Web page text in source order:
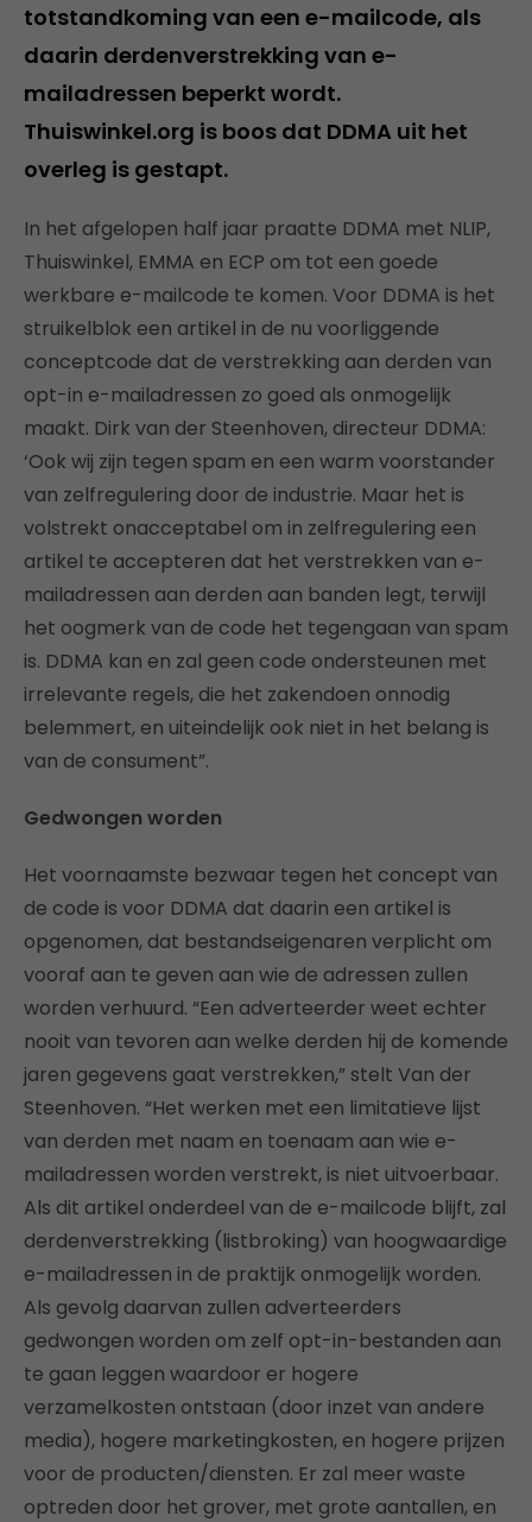
totstandkoming van een e-mailcode, als
daarin derdenverstrekking van e-
mailadressen beperkt wordt.
Thuiswinkel.org is boos dat DDMA uit het
overleg is gestapt.
In het afgelopen half jaar praatte DDMA met NLIP,
Thuiswinkel, EMMA en ECP om tot een goede
werkbare e-mailcode te komen. Voor DDMA is het
struikelblok een artikel in de nu voorliggende
conceptcode dat de verstrekking aan derden van
opt-in e-mailadressen zo goed als onmogelijk
maakt. Dirk van der Steenhoven, directeur DDMA:
‘Ook wij zijn tegen spam en een warm voorstander
van zelfregulering door de industrie. Maar het is
volstrekt onacceptabel om in zelfregulering een
artikel te accepteren dat het verstrekken van e-
mailadressen aan derden aan banden legt, terwijl
het oogmerk van de code het tegengaan van spam
is. DDMA kan en zal geen code ondersteunen met
irrelevante regels, die het zakendoen onnodig
belemmert, en uiteindelijk ook niet in het belang is
van de consument”.
Gedwongen worden
Het voornaamste bezwaar tegen het concept van
de code is voor DDMA dat daarin een artikel is
opgenomen, dat bestandseigenaren verplicht om
vooraf aan te geven aan wie de adressen zullen
worden verhuurd. “Een adverteerder weet echter
nooit van tevoren aan welke derden hij de komende
jaren gegevens gaat verstrekken,” stelt Van der
Steenhoven. “Het werken met een limitatieve lijst
van derden met naam en toenaam aan wie e-
mailadressen worden verstrekt, is niet uitvoerbaar.
Als dit artikel onderdeel van de e-mailcode blijft, zal
derdenverstrekking (listbroking) van hoogwaardige
e-mailadressen in de praktijk onmogelijk worden.
Als gevolg daarvan zullen adverteerders
gedwongen worden om zelf opt-in-bestanden aan
te gaan leggen waardoor er hogere
verzamelkosten ontstaan (door inzet van andere
media), hogere marketingkosten, en hogere prijzen
voor de producten/diensten. Er zal meer waste
optreden door het grover, met grote aantallen, en